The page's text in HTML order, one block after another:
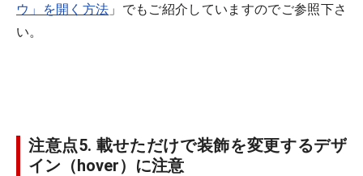
ウ」を開く方法 」でもご紹介していますのでご参照下さ
い。
注意点5. 載せただけで装飾を変更するデザ
イン（hover）に注意